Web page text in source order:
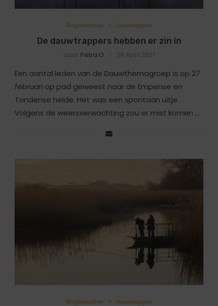
Blogberichten Dauwtrappen
De dauwtrappers hebben er zin in
door Petra O 28 April 2021
Een aantal leden van de Dauwthemagroep is op 27
februari op pad geweest naar de Empense en
Tondense heide. Het was een spontaan uitje.
Volgens de weersverwachting zou er mist komen …
Blogberichten Dauwtrappen